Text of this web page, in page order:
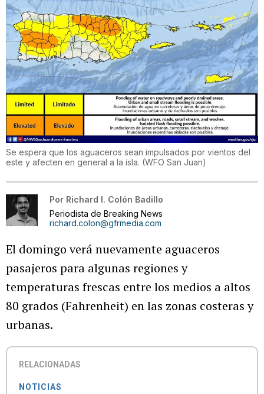
Se espera que los aguaceros sean impulsados por vientos del
este y afecten en general a la isla. (WFO San Juan)
Por Richard I. Colón Badillo
Periodista de Breaking News
richard.colon@gfrmedia.com
El domingo verá nuevamente aguaceros
pasajeros para algunas regiones y
temperaturas frescas entre los medios a altos
80 grados (Fahrenheit) en las zonas costeras y
urbanas.
RELACIONADAS
NOTICIAS